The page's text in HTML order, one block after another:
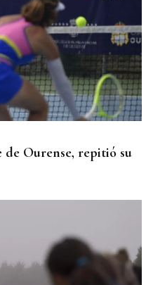
Ourense, repitió su